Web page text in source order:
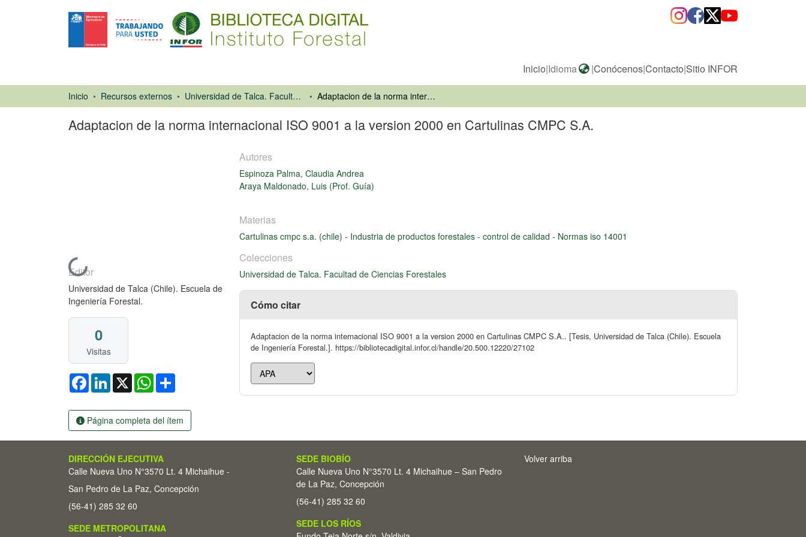
Inicio|Idioma |Conócenos|Contacto|Sitio INFOR
Inicio Recursos externos Universidad de Talca. Facultad de Ciencias Forestales Adaptacion de la norma internacional ISO 9001 a la version 2000 en Cartulinas CMPC S.A.
Adaptacion de la norma internacional ISO 9001 a la version 2000 en Cartulinas CMPC S.A.
Cargando...
Editor
Universidad de Talca (Chile). Escuela de
Ingeniería Forestal.
0
Visitas
FacebookLinkedIn
X WhatsApp
Página completa del ítem
Autores
Espinoza Palma, Claudia Andrea
Araya Maldonado, Luis (Prof. Guía)
Materias
Cartulinas cmpc s.a. (chile) - Industria de productos forestales - control de calidad - Normas iso 14001
Colecciones
Universidad de Talca. Facultad de Ciencias Forestales
Cómo citar
Adaptacion de la norma internacional ISO 9001 a la version 2000 en Cartulinas CMPC S.A.. [Tesis, Universidad de Talca (Chile). Escuela
de Ingeniería Forestal.]. https://bibliotecadigital.infor.cl/handle/20.500.12220/27102
DIRECCIÓN EJECUTIVA
Calle Nueva Uno N°3570 Lt. 4 Michaihue -
San Pedro de La Paz, Concepción
(56-41) 285 32 60
SEDE METROPOLITANA
SEDE BIOBÍO
Calle Nueva Uno N°3570 Lt. 4 Michaihue – San Pedro
de La Paz, Concepción
(56-41) 285 32 60
SEDE LOS RÍOS
Volver arriba